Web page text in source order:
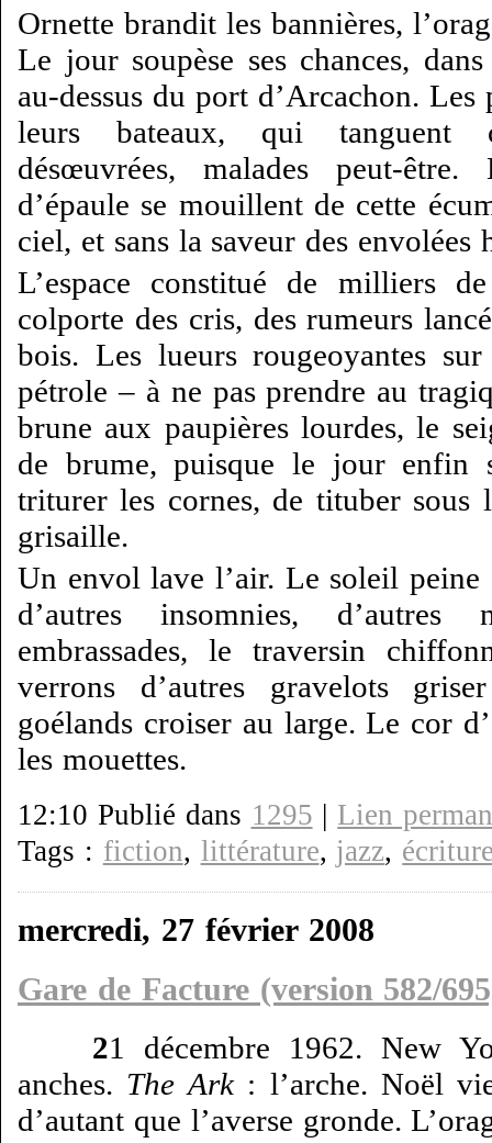
Ornette brandit les bannières,
Le jour soupèse ses chances,
au-dessus du port d’Arcachon. Les
leurs bateaux, qui tanguent
désœuvrées, malades peut-
d’épaule se mouillent de cette
ciel, et sans la saveur des envolées
L’espace constitué de milliers
colporte des cris, des rumeurs
bois. Les lueurs rougeoyantes
pétrole – à ne pas prendre au
brune aux paupières lourdes, le
de brume, puisque le jour enfin
triturer les cornes, de tituber sous
grisaille.
Un envol lave l’air. Le soleil peine
d’autres insomnies,
embrassades, le traversin
verrons d’autres gravelots
goélands croiser au large. Le cor
les mouettes.
12:10 Publié dans 1295 | Lien
Tags : fiction, littérature, jazz,
mercredi, 27 février 2008
Gare de Facture (version 582/
21 décembre 1962. New
anches. The Ark: l’arche. Noël
d’autant que l’averse gronde.